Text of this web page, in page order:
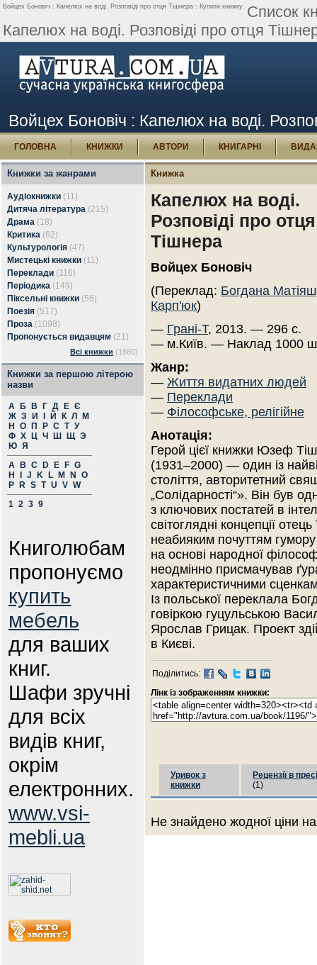
Войцех Боновіч : Капелюх на воді. Розповіді про отця Тішнера : Купити книжку. Список
Капелюх на воді. Розповіді про отця
Войцех Боновіч : Капелюх на воді.
ГОЛОВНА КНИЖКИ АВТОРИ КНИГАРНІ
Книжки за жанрами
Аудіокнижки (11)
Дитяча література (215)
Драма (18)
Критика (62)
Культурологія (47)
Мистецькі книжки (11)
Переклади (116)
Періодика (149)
Піксельні книжки (56)
Поезія (517)
Проза (1098)
Пропонується видавцям (21)
Всі книжки (1660)
Книжки за першою літерою
назви
А Б В Г Д Е Є
Ж З И Й К Л
М
Н
О П Р С Т У
Ф Х Ц Ч Ш Щ Э
Ю Я
A
B C D E F G
H
J K L M N
O
P
R S T U V W
1 2 3 9
Книголюбам
пропонуємо
купить
мебель
для ваших
книг.
Шафи зручні
для всіх
видів книг,
окрім
електронних.
www.vsi-
mebli.ua
Книжка
Капелюх на воді.
Розповіді про отця
Тішнера
Войцех Боновіч
(Переклад: Богдана Матіяш
Карп'юк)
— Грані-Т, 2013. — 296 с.
— м.Київ. — Наклад 1000
Жанр:
— Життя видатних людей
— Переклади
— Філософське, релігійне
Анотація:
Герой цієї книжки Юзеф
(1931–2000) — один із
століття, авторитетний
„Солідарності“». Він був
з ключових постатей в
світоглядні концепції
неабияким почуттям
на основі народної
неодмінно присмачував
характеристичними
Із польської переклала
говіркою гуцульською
Ярослав Грицак. Проект
в Києві.
Поділитись:
Лінк із зображенням книжки:
Уривок з
книжки
Рецензії в пресі
(1)
Не знайдено жодної ціни